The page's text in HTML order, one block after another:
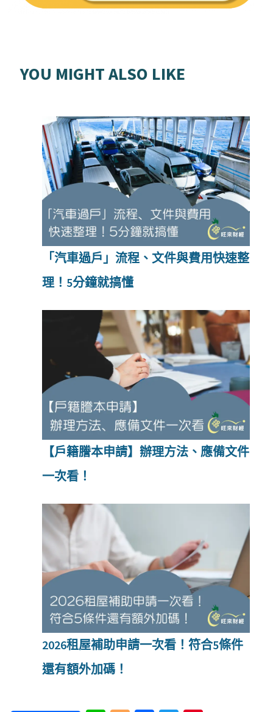
YOU MIGHT ALSO LIKE
「汽車過戶」流程、文件與費用快速整
理！5分鐘就搞懂
【戶籍謄本申請】辦理方法、應備文件
一次看！
2026租屋補助申請一次看！符合5條件
還有額外加碼！